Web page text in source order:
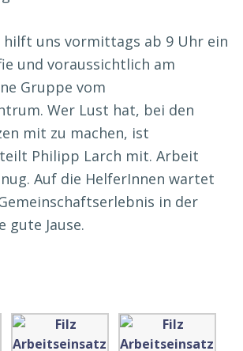
hilft uns vormittags ab 9 Uhr ein
und voraussichtlich am
Gruppe vom
Wer Lust hat, bei den
mit zu machen, ist
Philipp Larch mit. Arbeit
Auf die HelferInnen wartet
in der
gute Jause.